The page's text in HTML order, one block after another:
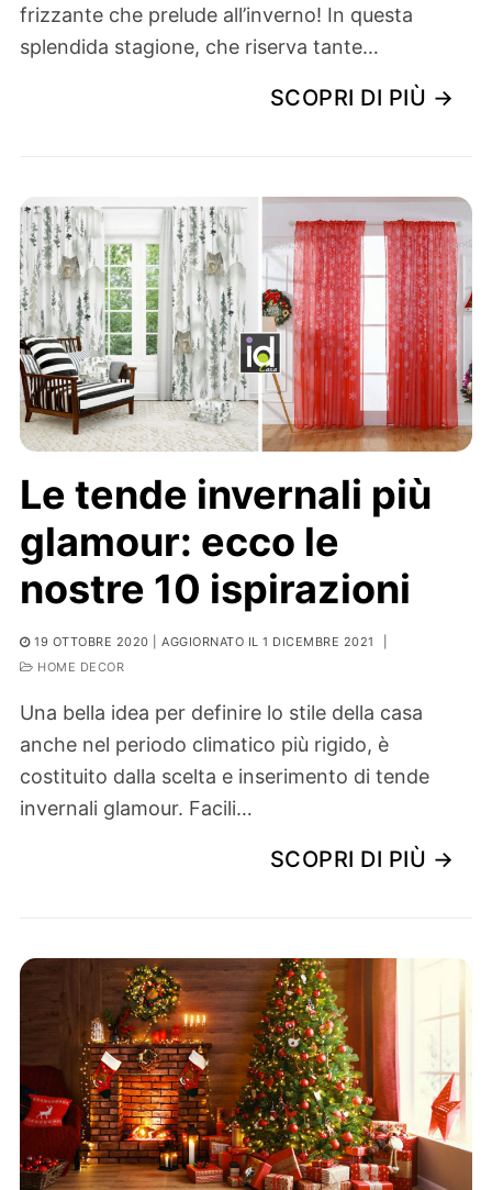
frizzante che prelude all’inverno! In questa
splendida stagione, che riserva tante…
SCOPRI DI PIÙ →
Le tende invernali più
glamour: ecco le
nostre 10 ispirazioni
19 OTTOBRE 2020 | AGGIORNATO IL 1 DICEMBRE 2021
HOME DECOR
Una bella idea per definire lo stile della casa
anche nel periodo climatico più rigido, è
costituito dalla scelta e inserimento di tende
invernali glamour. Facili…
SCOPRI DI PIÙ →